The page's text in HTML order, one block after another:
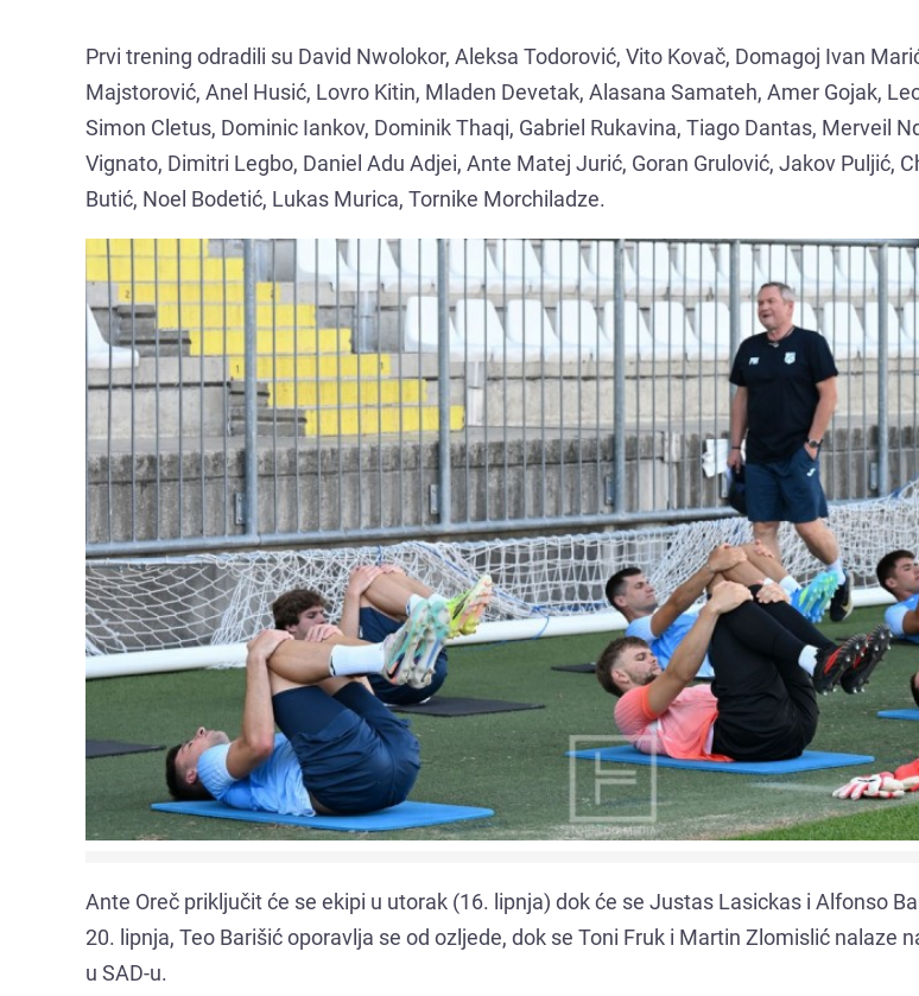
Prvi trening odradili su David Nwolokor, Aleksa Todorović, Vito Kovač, Domagoj Ivan
Majstorović, Anel Husić, Lovro Kitin, Mladen Devetak, Alasana Samateh, Amer Gojak,
Simon Cletus, Dominic Iankov, Dominik Thaqi, Gabriel Rukavina, Tiago Dantas, Merveil
Vignato, Dimitri Legbo, Daniel Adu Adjei, Ante Matej Jurić, Goran Grulović, Jakov Puljić,
Butić, Noel Bodetić, Lukas Murica, Tornike Morchiladze.
Ante Oreč priključit će se ekipi u utorak (16. lipnja) dok će se Justas Lasickas i Alfonso
20. lipnja, Teo Barišić oporavlja se od ozljede, dok se Toni Fruk i Martin Zlomislić nalaze
u SAD-u.